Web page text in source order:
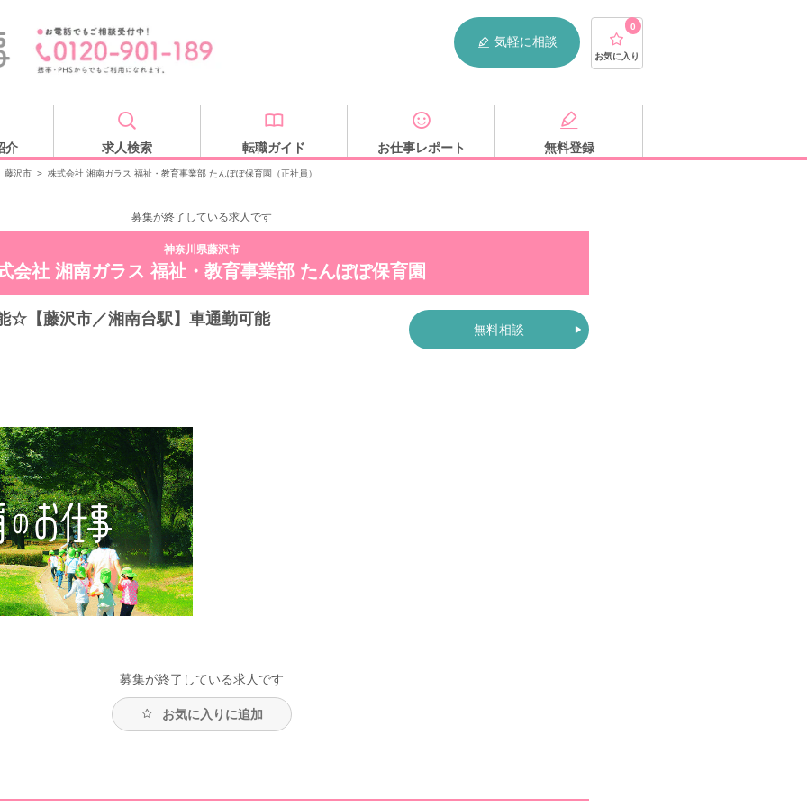
気軽に相談
0
お気に入り
介 求人検索 転職ガイド お仕事レポート 無料登録
藤沢市 > 株式会社 湘南ガラス 福祉・教育事業部 たんぽぽ保育園（正社員）
募集が終了している求人です
神奈川県藤沢市
会社 湘南ガラス 福祉・教育事業部 たんぽぽ保育園
☆【藤沢市／湘南台駅】車通勤可能
無料相談
募集が終了している求人です
お気に入りに追加